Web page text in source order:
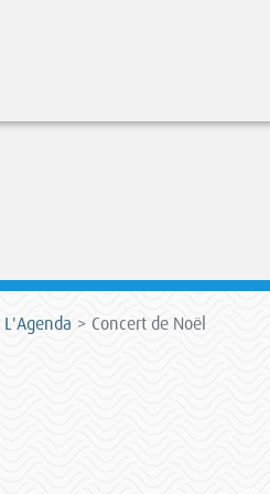
L'Agenda Concert de Noël